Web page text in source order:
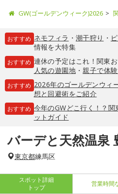
GW(ゴールデンウィーク)2026
おすすめ ネモフィラ ・ 潮干狩り ・
情報を大特集
おすすめ 連休の予定はこれ！関東
人気の遊園地・親子で体
おすすめ 2026年のゴールデンウィ
想と回避術をご紹介
おすすめ 今年のGWどこ行く！？
ットガイド
バーデと天然温泉
東京都練馬区
スポット詳細
トップ
営業時間